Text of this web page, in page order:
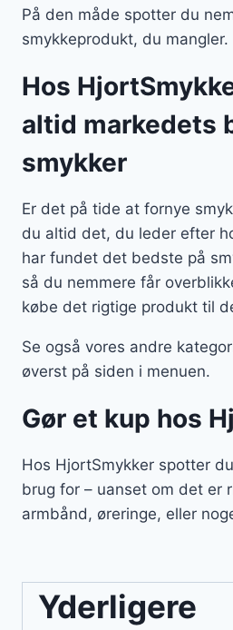
På den måde spotter du
smykkeprodukt, du mangler.
Hos
altid markedets
smykker
Er det på tide at fornye
du altid det, du leder efter
har fundet det bedste på
så du nemmere får
købe det rigtige produkt til
Se også vores andre
øverst på siden i menuen.
Gør et kup hos
Hos HjortSmykker spotter
brug for – uanset om det er
armbånd, øreringe, eller
Yderligere